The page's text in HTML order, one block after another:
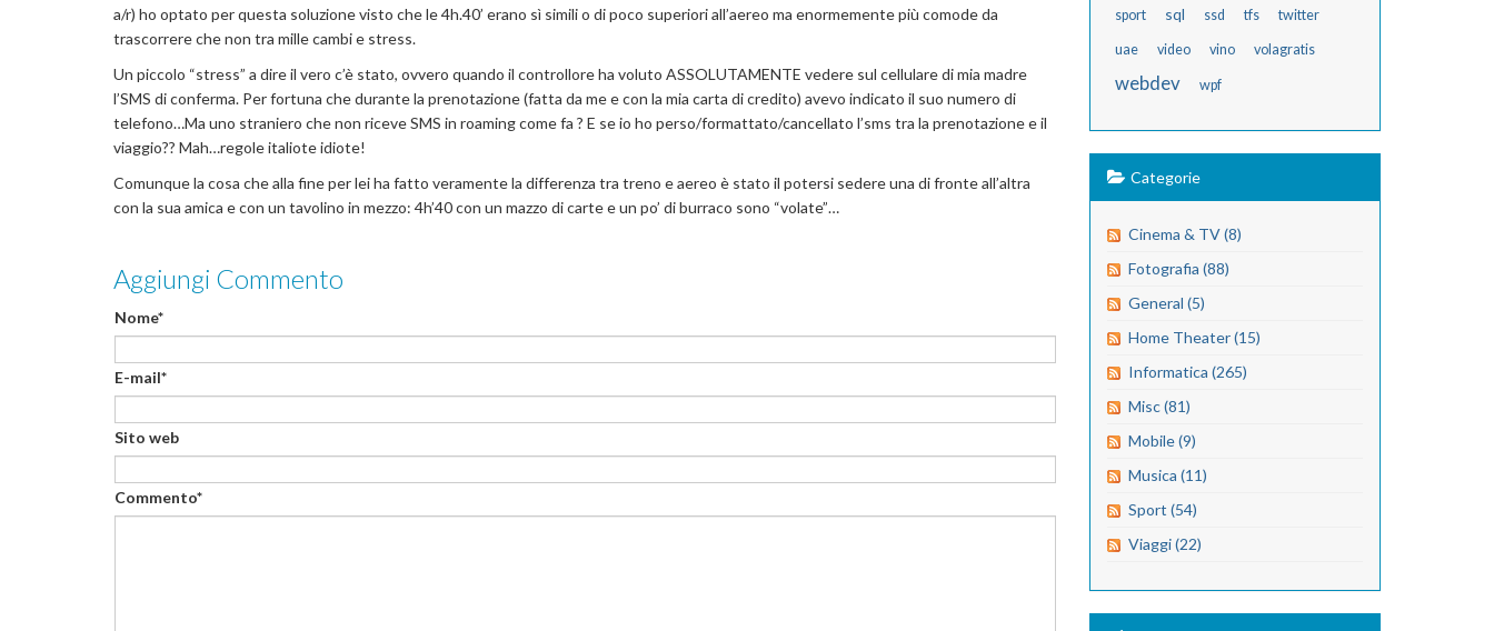
a/r) ho optato per questa soluzione visto che le 4h.40’ erano sì simili o di poco superiori all’aereo ma enormemente più comode da
trascorrere che non tra mille cambi e stress.
Un piccolo “stress” a dire il vero c’è stato, ovvero quando il controllore ha voluto ASSOLUTAMENTE vedere sul cellulare di mia madre
l’SMS di conferma. Per fortuna che durante la prenotazione (fatta da me e con la mia carta di credito) avevo indicato il suo numero di
telefono…Ma uno straniero che non riceve SMS in roaming come fa ? E se io ho perso/formattato/cancellato l’sms tra la prenotazione e il
viaggio?? Mah…regole italiote idiote!
Comunque la cosa che alla fine per lei ha fatto veramente la differenza tra treno e aereo è stato il potersi sedere una di fronte all’altra
con la sua amica e con un tavolino in mezzo: 4h’40 con un mazzo di carte e un po’ di burraco sono “volate”…
Aggiungi Commento
Nome*
E-mail*
Sito web
Commento*
sport sql ssd tfs twitter
uae video vino volagratis
webdev wpf
Categorie
Cinema & TV (8)
Fotografia (88)
General (5)
Home Theater (15)
Informatica (265)
Misc (81)
Mobile (9)
Musica (11)
Sport (54)
Viaggi (22)